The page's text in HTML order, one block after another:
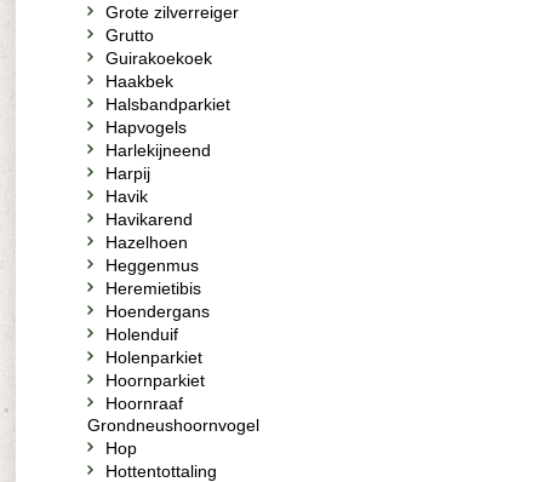
Grote zilverreiger
Grutto
Guirakoekoek
Haakbek
Halsbandparkiet
Hapvogels
Harlekijneend
Harpij
Havik
Havikarend
Hazelhoen
Heggenmus
Heremietibis
Hoendergans
Holenduif
Holenparkiet
Hoornparkiet
Hoornraaf
Grondneushoornvogel
Hop
Hottentottaling